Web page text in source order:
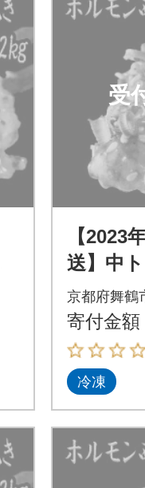
受
【2023
送】中
西京味
京都府舞鶴
寄付金額
冷凍